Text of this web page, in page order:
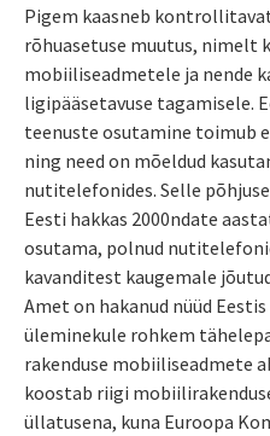
Pigem kaasneb
rõhuasetuse muutus, nimelt
mobiiliseadmetele ja nende
ligipääsetavuse tagamisele.
teenuste osutamine toimub
ning need on mõeldud
nutitelefonides. Selle
Eesti hakkas 2000ndate
osutama, polnud
kavanditest kaugemale
Amet on hakanud nüüd
üleminekule rohkem
rakenduse mobiiliseadmete
koostab riigi
üllatusena, kuna Euroopa